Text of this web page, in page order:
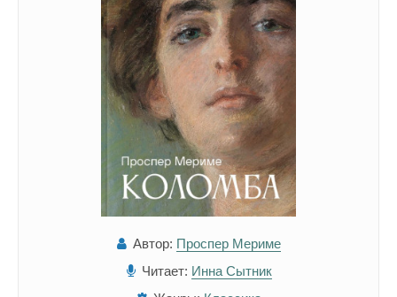
Автор: Проспер Мериме
Читает: Инна Сытник